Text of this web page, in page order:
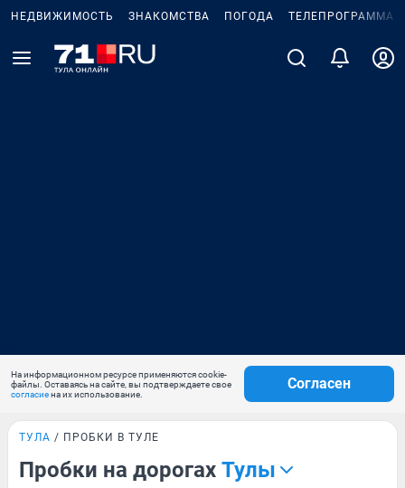
НЕДВИЖИМОСТЬ ЗНАКОМСТВА ПОГОДА ТЕЛЕПРОГРАММА
На информационном ресурсе применяются cookie-
файлы. Оставаясь на сайте, вы подтверждаете свое
согласиена их использование.
Согласен
ТУЛА ПРОБКИ В ТУЛЕ
Пробки на дорогах Тулы